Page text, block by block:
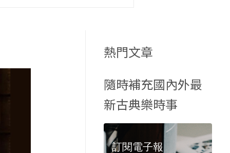
熱門文章
隨時補充國內外最
新古典樂時事
訂閱電子報